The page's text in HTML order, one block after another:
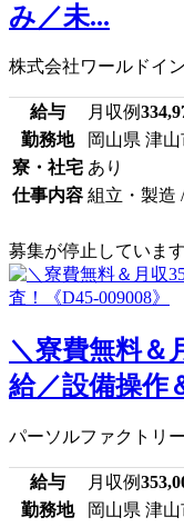
み／未...
株式会社ワールドイ
給与 月収例
勤務地
岡山県 津
寮・社宅 あり
仕事内容 組立・製造
募集が停止しています
＼寮費無料＆
給／設備操作
パーソルファクトリ
給与 月収例
勤務地
岡山県 津